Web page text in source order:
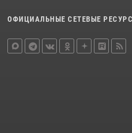
ОФИЦИАЛЬНЫЕ СЕТЕВЫЕ